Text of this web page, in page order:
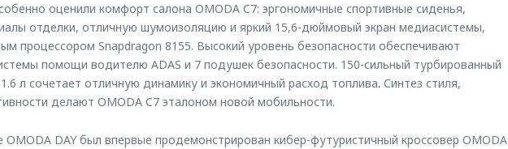
оценили комфорт салона OMODA C7: эргономичные спортивные сиденья,
отделки, отличную шумоизоляцию и яркий 15,6-дюймовый экран медиасистемы,
процессором Snapdragon 8155. Высокий уровень безопасности обеспечивают
помощи водителю ADAS и 7 подушек безопасности. 150-сильный турбированный
л сочетает отличную динамику и экономичный расход топлива. Синтез стиля,
делают OMODA C7 эталоном новой мобильности.
OMODA DAY был впервые продемонстрирован кибер-футуристичный кроссовер OMODA